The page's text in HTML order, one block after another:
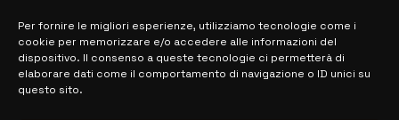
Per fornire le migliori esperienze, utilizziamo tecnologie come i
cookie per memorizzare e/o accedere alle informazioni del
dispositivo. Il consenso a queste tecnologie ci permetterà di
elaborare dati come il comportamento di navigazione o ID unici su
questo sito.
MAPPA DEL SITO
> NOTIZIE